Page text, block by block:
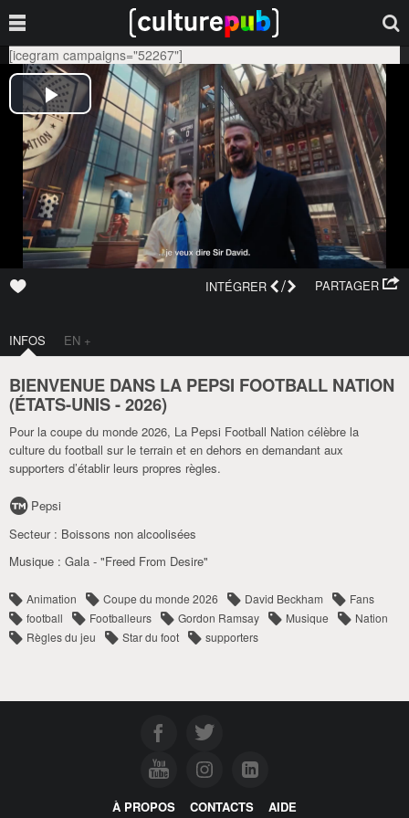
[icegram campaigns="52267"]
PARTAGER
INTÉGRER /
INFOS EN +
BIENVENUE DANS LA PEPSI FOOTBALL NATION
(ÉTATS-UNIS-2026)
Pour la coupe du monde 2026, La Pepsi Football Nation célèbre la
culture du football sur le terrain et en dehors en demandant aux
supporters d’établir leurs propres règles.
Pepsi
Secteur : Boissons non alcoolisées
Musique : Gala - "Freed From Desire"
Animation Coupe du monde 2026 David Beckham
Fans
football
Footballeurs Gordon Ramsay Musique
Nation
Règles du jeu
Star du foot supporters
À PROPOS CONTACTS AIDE